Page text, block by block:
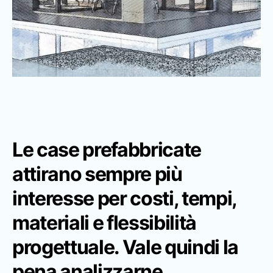
Le case prefabbricate
attirano sempre più
interesse per costi, tempi,
materiali e flessibilità
progettuale. Vale quindi la